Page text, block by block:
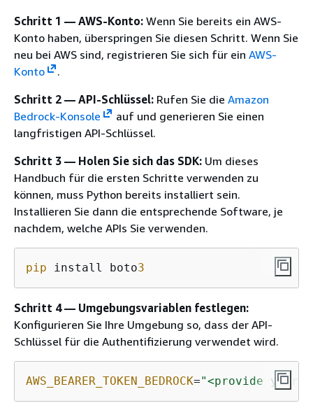
Schritt 1 — AWS-Konto: Wenn Sie bereits ein AWS-
Konto haben, überspringen Sie diesen Schritt. Wenn Sie
neu bei AWS sind, registrieren Sie sich für ein AWS-
Konto
.
Schritt 2 — API-Schlüssel: Rufen Sie die Amazon
Bedrock-Konsole
auf und generieren Sie einen
langfristigen API-Schlüssel.
Schritt 3 — Holen Sie sich das SDK: Um dieses
Handbuch für die ersten Schritte verwenden zu
können, muss Python bereits installiert sein.
Installieren Sie dann die entsprechende Software, je
nachdem, welche APIs Sie verwenden.
pip install boto3
Schritt 4 — Umgebungsvariablen festlegen:
Konfigurieren Sie Ihre Umgebung so, dass der API-
Schlüssel für die Authentifizierung verwendet wird.
AWS_BEARER_TOKEN_BEDROCK="<provide your